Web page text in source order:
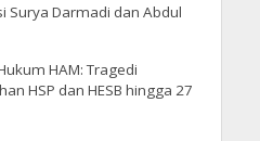
Surya Darmadi dan Abdul
HAM: Tragedi
HSP dan HESB hingga 27